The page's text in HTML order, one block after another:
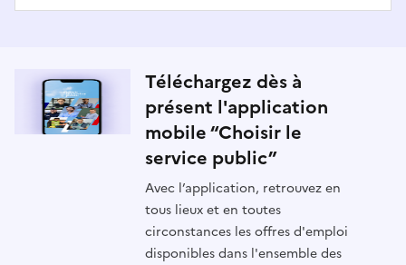
Téléchargez dès à
présent l'application
mobile “Choisir le
service public”
Avec l’application, retrouvez en
tous lieux et en toutes
circonstances les offres d'emploi
disponibles dans l'ensemble des